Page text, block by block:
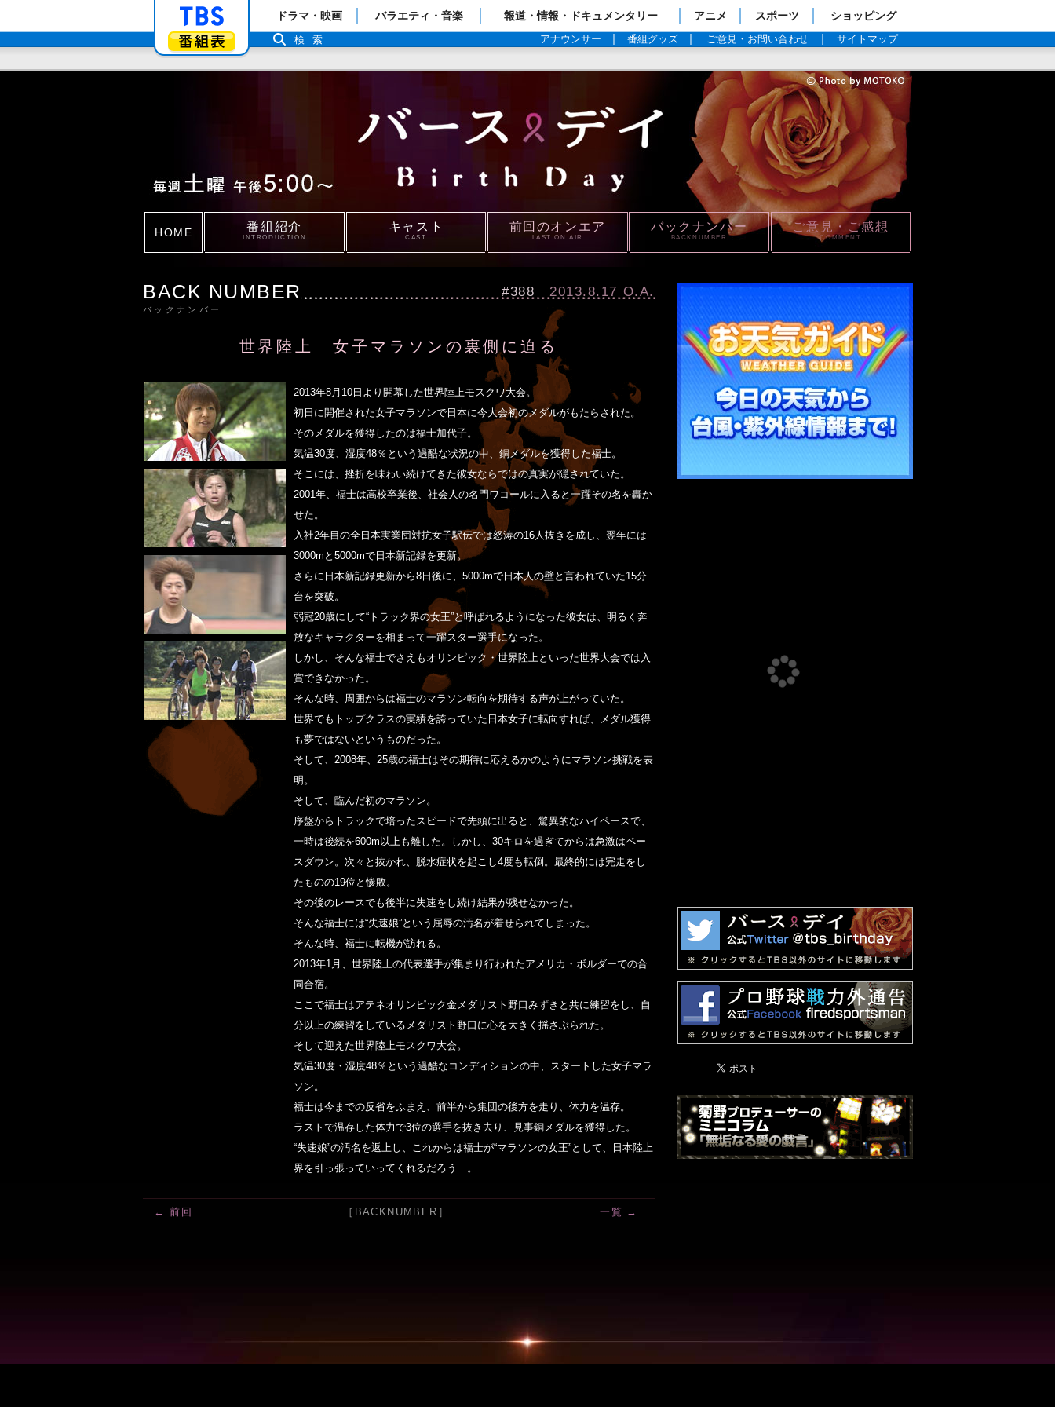
「TBSテレビ」トップページ
番組表
ドラマ・映画 バラエティ・音楽 報道・情報・ドキュメンタリー アニメ スポーツ ショッピング
アナウンサー 番組グッズ ご意見・お問い合わせ サイトマップ
検索
HOME 番組紹介
INTRODUCTION
キャスト
CAST
前回のオンエア
LAST ON AIR
バックナンバー
BACKNUMBER
ご意見・ご感想
COMMENT
BACK NUMBER #388 2013.8.17 O.A.
バックナンバー
世界陸上 女子マラソンの裏側に迫る
2013年8月10日より開幕した世界陸上モスクワ大会。
初日に開催された女子マラソンで日本に今大会初のメダルがもたらされた。
そのメダルを獲得したのは福士加代子。
気温30度、湿度48％という過酷な状況の中、銅メダルを獲得した福士。
そこには、挫折を味わい続けてきた彼女ならではの真実が隠されていた。
2001年、福士は高校卒業後、社会人の名門ワコールに入ると一躍その名を轟か
せた。
入社2年目の全日本実業団対抗女子駅伝では怒涛の16人抜きを成し、翌年には
3000mと5000mで日本新記録を更新。
さらに日本新記録更新から8日後に、5000mで日本人の壁と言われていた15分
台を突破。
弱冠20歳にして“トラック界の女王”と呼ばれるようになった彼女は、明るく奔
放なキャラクターを相まって一躍スター選手になった。
しかし、そんな福士でさえもオリンピック・世界陸上といった世界大会では入
賞できなかった。
そんな時、周囲からは福士のマラソン転向を期待する声が上がっていた。
世界でもトップクラスの実績を誇っていた日本女子に転向すれば、メダル獲得
も夢ではないというものだった。
そして、2008年、25歳の福士はその期待に応えるかのようにマラソン挑戦を表
明。
そして、臨んだ初のマラソン。
序盤からトラックで培ったスピードで先頭に出ると、驚異的なハイペースで、
一時は後続を600m以上も離した。しかし、30キロを過ぎてからは急激はペー
スダウン。次々と抜かれ、脱水症状を起こし4度も転倒。最終的には完走をし
たものの19位と惨敗。
その後のレースでも後半に失速をし続け結果が残せなかった。
そんな福士には“失速娘”という屈辱の汚名が着せられてしまった。
そんな時、福士に転機が訪れる。
2013年1月、世界陸上の代表選手が集まり行われたアメリカ・ボルダーでの合
同合宿。
ここで福士はアテネオリンピック金メダリスト野口みずきと共に練習をし、自
分以上の練習をしているメダリスト野口に心を大きく揺さぶられた。
そして迎えた世界陸上モスクワ大会。
気温30度・湿度48％という過酷なコンディションの中、スタートした女子マラ
ソン。
福士は今までの反省をふまえ、前半から集団の後方を走り、体力を温存。
ラストで温存した体力で3位の選手を抜き去り、見事銅メダルを獲得した。
“失速娘”の汚名を返上し、これからは福士が“マラソンの女王”として、日本陸上
界を引っ張っていってくれるだろう…。
← 前回 ［BACKNUMBER］ 一覧 →
Loading…